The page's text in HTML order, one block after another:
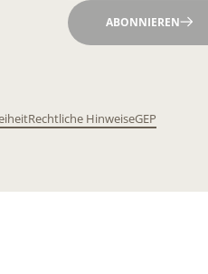
ABONNIEREN
Rechtliche HinweiseGEP